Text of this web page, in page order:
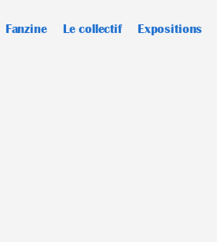
Fanzine Le collectif Expositions